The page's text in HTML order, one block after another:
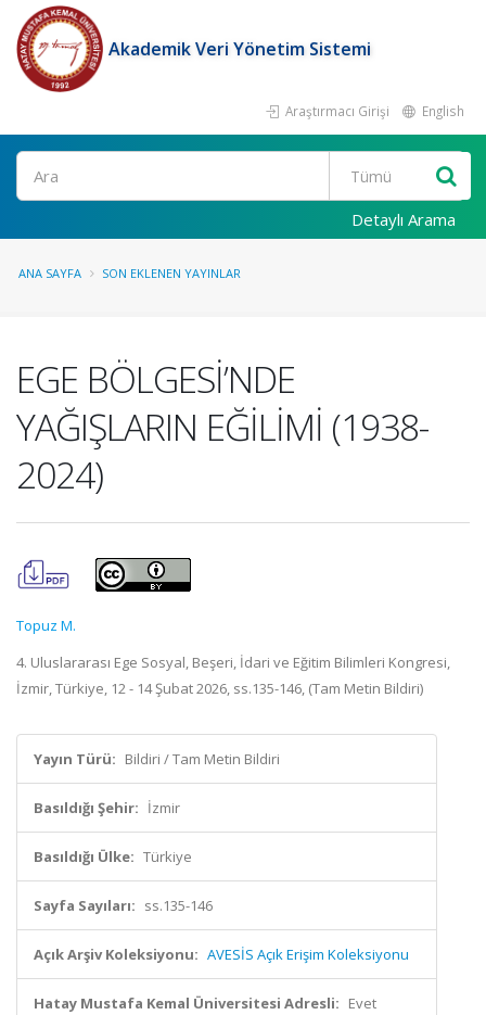
Akademik Veri Yönetim Sistemi
Araştırmacı Girişi English
Ara
Detaylı Arama
ANA SAYFA SON EKLENEN YAYINLAR
EGE BÖLGESİ’NDE
YAĞIŞLARIN EĞİLİMİ (1938-
2024)
Topuz M.
4. Uluslararası Ege Sosyal, Beşeri, İdari ve Eğitim Bilimleri Kongresi,
İzmir, Türkiye, 12 - 14 Şubat 2026, ss.135-146, (Tam Metin Bildiri)
Yayın Türü: Bildiri / Tam Metin Bildiri
Basıldığı Şehir: İzmir
Basıldığı Ülke: Türkiye
Sayfa Sayıları: ss.135-146
Açık Arşiv Koleksiyonu: AVESİS Açık Erişim Koleksiyonu
Hatay Mustafa Kemal Üniversitesi Adresli: Evet